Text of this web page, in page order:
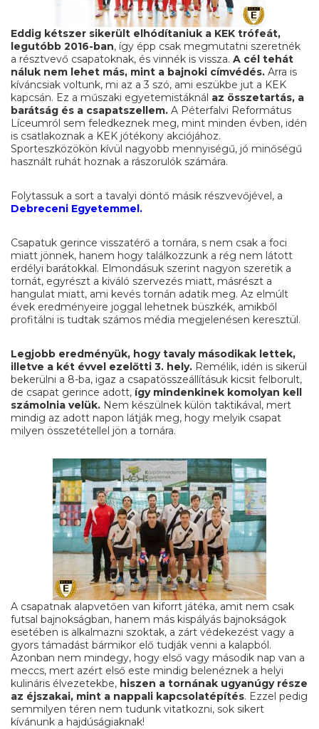
Eddig kétszer sikerült elhódítaniuk a KEK trófeát,
legutóbb 2016-ban, így épp csak megmutatni szeretnék
a résztvevő csapatoknak, és vinnék is vissza. A cél tehát
náluk nem lehet más, mint a bajnoki címvédés. Arra is
kíváncsiak voltunk, mi az a 3 szó, ami eszükbe jut a KEK
kapcsán. Ez a műszaki egyetemistáknál az összetartás, a
barátság és a csapatszellem. A Péterfalvi Református
Líceumról sem feledkeznek meg, mint minden évben, idén
is csatlakoznak a KEK jótékony akciójához.
Sporteszközökön kívül nagyobb mennyiségű, jó minőségű
használt ruhát hoznak a rászorulók számára.
Folytassuk a sort a tavalyi döntő másik részvevőjével, a
Debreceni Egyetemmel.
Csapatuk gerince visszatérő a tornára, s nem csak a foci
miatt jönnek, hanem hogy találkozzunk a rég nem látott
erdélyi barátokkal. Elmondásuk szerint nagyon szeretik a
tornát, egyrészt a kiváló szervezés miatt, másrészt a
hangulat miatt, ami kevés tornán adatik meg. Az elmúlt
évek eredményeire joggal lehetnek büszkék, amikből
profitálni is tudtak számos média megjelenésen keresztül.
Legjobb eredményük, hogy tavaly másodikak lettek,
illetve a két évvel ezelőtti 3. hely. Remélik, idén is sikerül
bekerülni a 8-ba, igaz a csapatösszeállításuk kicsit felborult,
de csapat gerince adott, így mindenkinek komolyan kell
számolnia velük. Nem készülnek külön taktikával, mert
mindig az adott napon látják meg, hogy melyik csapat
milyen összetétellel jön a tornára.
A csapatnak alapvetően van kiforrt játéka, amit nem csak
futsal bajnokságban, hanem más kispályás bajnokságok
esetében is alkalmazni szoktak, a zárt védekezést vagy a
gyors támadást bármikor elő tudják venni a kalapból.
Azonban nem mindegy, hogy első vagy második nap van a
meccs, mert azért első este mindig belenéznek a helyi
kulináris élvezetekbe, hiszen a tornának ugyanúgy része
az éjszakai, mint a nappali kapcsolatépítés. Ezzel pedig
semmilyen téren nem tudunk vitatkozni, sok sikert
kívánunk a hajdúságiaknak!